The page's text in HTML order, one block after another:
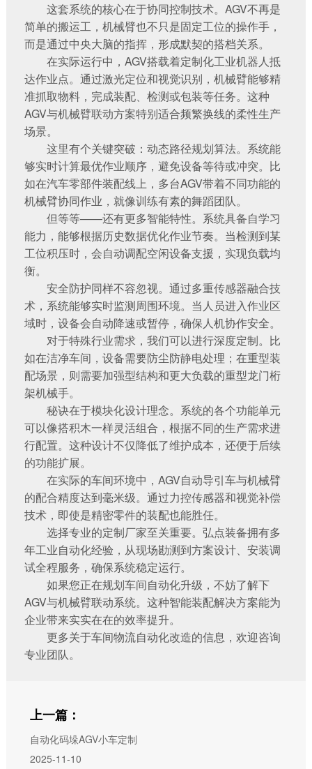
这套系统的核心在于协同控制技术。AGV不再是
简单的搬运工，机械臂也不只是固定工位的操作手，
而是通过中央大脑的指挥，形成默契的搭档关系。
在实际运行中，AGV搭载着定制化工业机器人抵
达作业点。通过激光定位和视觉识别，机械臂能够精
准抓取物料，完成装配、检测或包装等任务。这种
AGV与机械臂联动方案特别适合频繁换线的柔性生产
场景。
这里有个关键突破：动态路径规划算法。系统能
够实时计算最优作业顺序，避免设备等待或冲突。比
如在汽车零部件装配线上，多台AGV带着不同功能的
机械臂协同作业，就像训练有素的舞蹈团队。
但等等——还有更多智能特性。系统具备自学习
能力，能够根据历史数据优化作业节奏。当检测到某
工位积压时，会自动调配空闲设备支援，实现负载均
衡。
安全防护同样不容忽视。通过多重传感器融合技
术，系统能够实时监测周围环境。当人员进入作业区
域时，设备会自动降速或暂停，确保人机协作安全。
对于特殊行业需求，我们可以进行深度定制。比
如在洁净车间，设备需要防尘防静电处理；在重型装
配场景，则需要加强型结构和更大负载的重型龙门桁
架机械手。
秘诀在于模块化设计理念。系统的各个功能单元
可以像搭积木一样灵活组合，根据不同的生产需求进
行配置。这种设计不仅降低了维护成本，还便于后续
的功能扩展。
在实际的车间环境中， AGV自动导引车与机械臂
的配合精度达到毫米级。通过力控传感器和视觉补偿
技术，即使是精密零件的装配也能胜任。
选择专业的定制厂家至关重要。弘点装备拥有多
年工业自动化经验，从现场勘测到方案设计、安装调
试全程服务，确保系统稳定运行。
如果您正在规划车间自动化升级，不妨了解下
AGV与机械臂联动系统。这种智能装配解决方案能为
企业带来实实在在的效率提升。
更多关于车间物流自动化改造的信息，欢迎咨询
专业团队。
上一篇：
自动化码垛AGV小车定制
2025-11-10